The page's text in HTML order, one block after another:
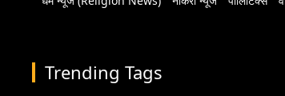
Trending Tags